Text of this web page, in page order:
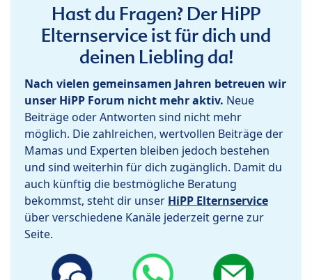
Hast du Fragen? Der HiPP
Elternservice ist für dich und
deinen Liebling da!
Nach vielen gemeinsamen Jahren betreuen wir
unser HiPP Forum nicht mehr aktiv. Neue
Beiträge oder Antworten sind nicht mehr
möglich. Die zahlreichen, wertvollen Beiträge der
Mamas und Experten bleiben jedoch bestehen
und sind weiterhin für dich zugänglich. Damit du
auch künftig die bestmögliche Beratung
bekommst, steht dir unser HiPP Elternservice
über verschiedene Kanäle jederzeit gerne zur
Seite.